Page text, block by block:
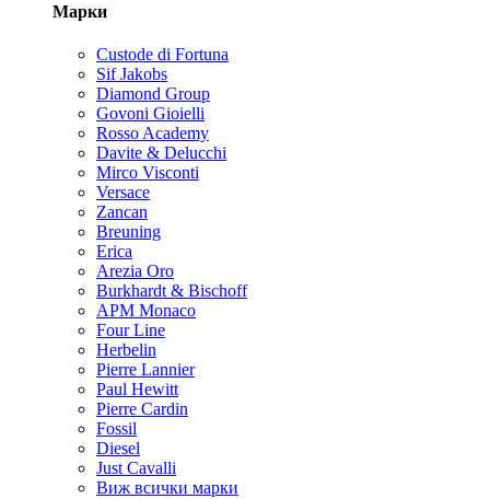
Марки
Custode di Fortuna
Sif Jakobs
Diamond Group
Govoni Gioielli
Rosso Academy
Davite & Delucchi
Mirco Visconti
Versace
Zancan
Breuning
Erica
Arezia Oro
Burkhardt & Bischoff
APM Monaco
Four Line
Herbelin
Pierre Lannier
Paul Hewitt
Pierre Cardin
Fossil
Diesel
Just Cavalli
Виж всички марки